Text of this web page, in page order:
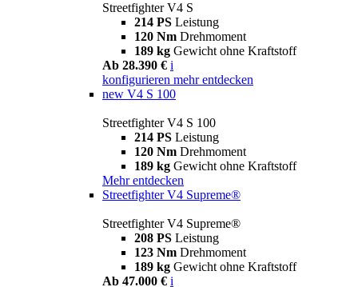
Streetfighter V4 S
214 PS Leistung
120 Nm Drehmoment
189 kg Gewicht ohne Kraftstoff
Ab 28.390 € i
konfigurieren mehr entdecken
new V4 S 100
Streetfighter V4 S 100
214 PS Leistung
120 Nm Drehmoment
189 kg Gewicht ohne Kraftstoff
Mehr entdecken
Streetfighter V4 Supreme®
Streetfighter V4 Supreme®
208 PS Leistung
123 Nm Drehmoment
189 kg Gewicht ohne Kraftstoff
Ab 47.000 € i